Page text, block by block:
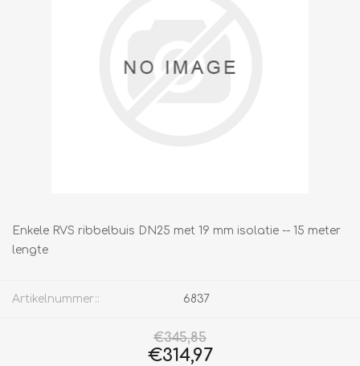
Enkele RVS ribbelbuis DN25 met 19 mm isolatie -- 15 meter
lengte
Artikelnummer:: 6837
€345,85
€314,97